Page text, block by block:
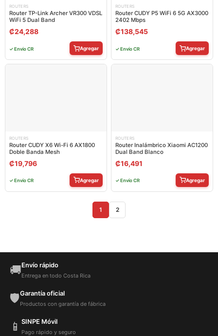
ROUTERS
Router TP-Link Archer VR300 VDSL
WiFi 5 Dual Band
₡24,288
✓ Envío CR Agregar
ROUTERS
Router CUDY P5 WiFi 6 5G AX3000
2402 Mbps
₡138,545
✓ Envío CR Agregar
ROUTERS
Router CUDY X6 Wi-Fi 6 AX1800
Doble Banda Mesh
₡19,796
✓ Envío CR Agregar
ROUTERS
Router Inalámbrico Xiaomi AC1200
Dual Band Blanco
₡16,491
✓ Envío CR Agregar
1 2
🚚Envío rápido
Entrega en todo Costa Rica
🛡️Garantía oficial
Productos con garantía de fábrica
📱 SINPE Móvil
Pago rápido y seguro